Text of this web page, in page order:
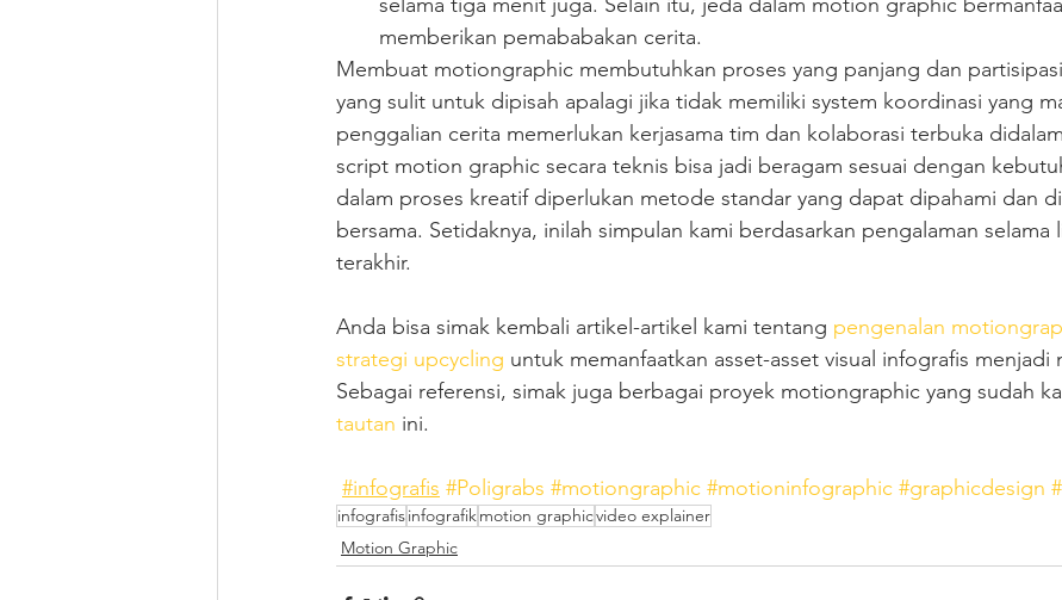
memberikan pemababakan cerita.
Membuat motiongraphic membutuhkan proses yang panjang dan
yang sulit untuk dipisah apalagi jika tidak memiliki system koordinasi yang
penggalian cerita memerlukan kerjasama tim dan kolaborasi terbuka
script motion graphic secara teknis bisa jadi beragam sesuai dengan
dalam proses kreatif diperlukan metode standar yang dapat dipahami dan
bersama. Setidaknya, inilah simpulan kami berdasarkan pengalaman selama
terakhir.
Anda bisa simak kembali artikel-artikel kami tentang pengenalan
strategi upcycling untuk memanfaatkan asset-asset visual infografis
Sebagai referensi, simak juga berbagai proyek motiongraphic yang sudah
tautan ini.
#infografis #Poligrabs #motiongraphic #motioninfographic #graphicdesign
infografisinfografikmotion graphicvideo explainer
Motion Graphic